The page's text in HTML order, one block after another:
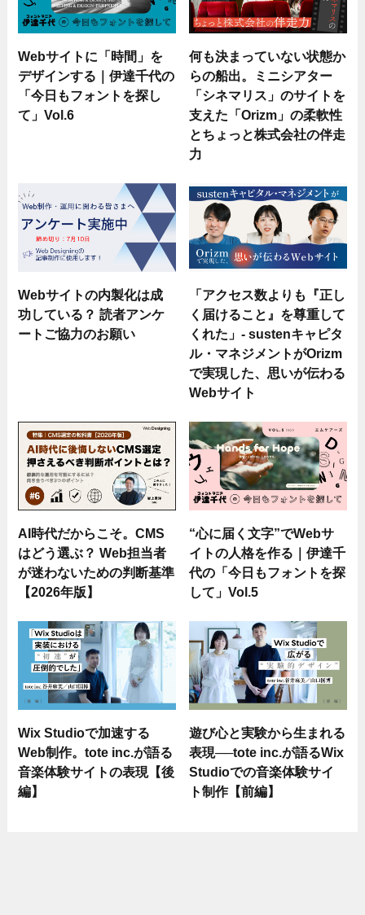
Webサイトに「時間」を
デザインする｜伊達千代の
「今日もフォントを探し
て」Vol.6
何も決まっていない状態か
らの船出。ミニシアター
「シネマリス」のサイトを
支えた「Orizm」の柔軟性
とちょっと株式会社の伴走
力
Webサイトの内製化は成
功している？ 読者アンケ
ートご協力のお願い
「アクセス数よりも『正し
く届けること』を尊重して
くれた」- sustenキャピタ
ル・マネジメントがOrizm
で実現した、思いが伝わる
Webサイト
AI時代だからこそ。CMS
はどう選ぶ？ Web担当者
が迷わないための判断基準
【2026年版】
“心に届く文字”でWebサ
イトの人格を作る｜伊達千
代の「今日もフォントを探
して」Vol.5
Wix Studioで加速する
Web制作。tote inc.が語る
音楽体験サイトの表現【後
編】
遊び心と実験から生まれる
表現──tote inc.が語るWix
Studioでの音楽体験サイ
ト制作【前編】